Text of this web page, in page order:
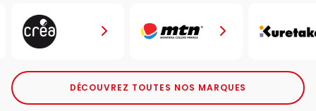
DÉCOUVREZ TOUTES NOS MARQUES